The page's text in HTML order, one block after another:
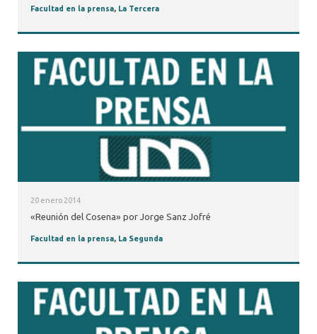
Facultad en la prensa, La Tercera
20 enero 2014
«Reunión del Cosena» por Jorge Sanz Jofré
Facultad en la prensa, La Segunda